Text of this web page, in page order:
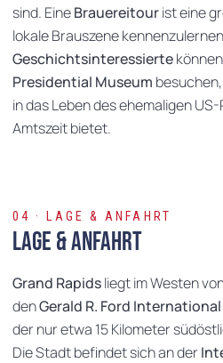
sind. EineBrauereitourist eine
lokale Brauszene
Geschichtsinteressierte
Presidential Museum
in das Leben des ehemaligen
Amtszeit bietet.
04 · LAGE & ANFAHRT
Lage & Anfahrt
Grand Rapidsliegt im Westen
denGerald R. Ford
der nur etwa 15 Kilometer
Die Stadt befindet sich an der